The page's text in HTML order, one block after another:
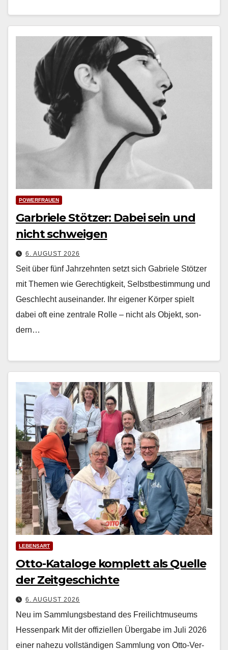
POWERFRAUEN
Garbriele Stötzer: Dabei sein und
nicht schweigen
6. AUGUST 2026
Seit über fünf Jahrzehn­ten set­zt sich Gabriele Stötzer
mit The­men wie Gerechtigkeit, Selb­st­bes­tim­mung und
Geschlecht auseinan­der. Ihr eigen­er Kör­p­er spielt
dabei oft eine zen­trale Rolle – nicht als Objekt, son­
dern…
LEBENSART
Otto-Kataloge komplett als Quelle
der Zeitgeschichte
6. AUGUST 2026
Neu im Sammlungsbestand des Freilichtmuseums
Hessenpark Mit der offiziellen Über­gabe im Juli 2026
ein­er nahezu voll­ständi­gen Samm­lung von Otto-Ver­